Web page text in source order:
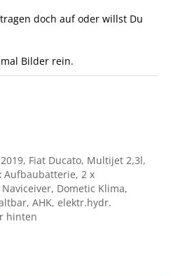
doch auf oder willst Du
Bilder rein.
Fiat Ducato, Multijet 2,3l,
Aufbaubatterie, 2 x
Dometic Klima,
AHK, elektr.hydr.
hinten